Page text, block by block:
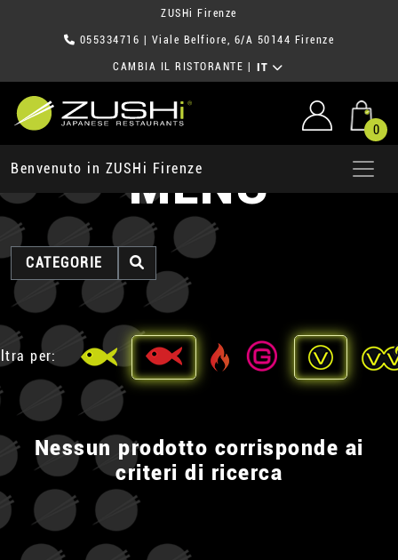
ZUSHi Firenze
055334716 | Viale Belfiore, 6/A 50144 Firenze
CAMBIA IL RISTORANTE IT
0
Benvenuto in ZUSHi Firenze
MENU
CATEGORIE
per:
Nessun prodotto corrisponde ai
criteri di ricerca